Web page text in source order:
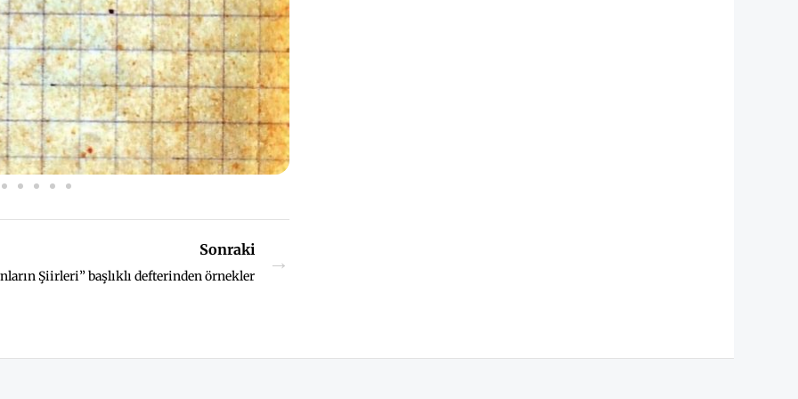
Sonraki
Şiirleri” başlıklı defterinden örnekler
→